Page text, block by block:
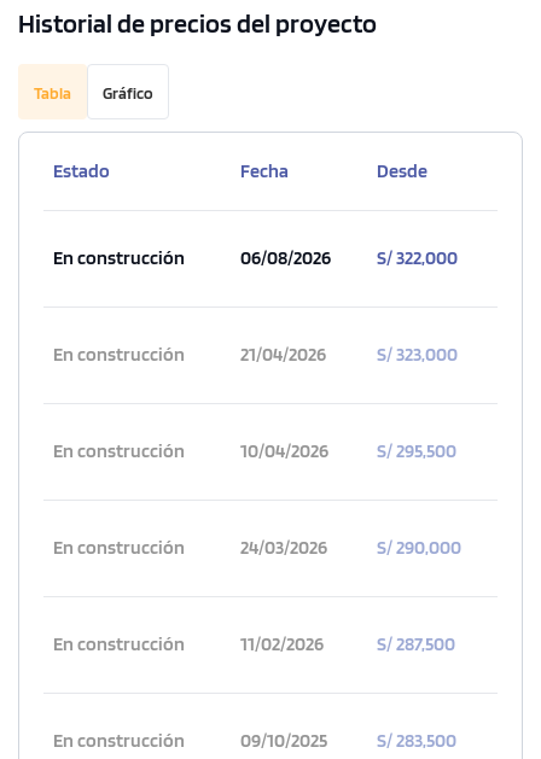
Historial de precios del proyecto
Tabla Gráfico
Estado Fecha Desde
En construcción 06/08/2026 S/ 322,000
En construcción 21/04/2026 S/ 323,000
En construcción 10/04/2026 S/ 295,500
En construcción 24/03/2026 S/ 290,000
En construcción 11/02/2026 S/ 287,500
En construcción 09/10/2025 S/ 283,500